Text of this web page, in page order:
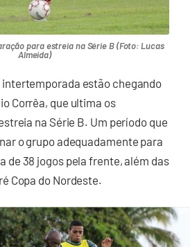
para estreia na Série B (Foto: Lucas
Almeida)
intertemporada estão chegando
Corrêa, que ultima os
na Série B. Um período que
o grupo adequadamente para
de 38 jogos pela frente, além das
Copa do Nordeste.